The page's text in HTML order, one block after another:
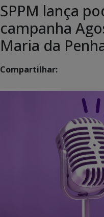
SPPM lança
campanha
Maria da
Compartilhar: